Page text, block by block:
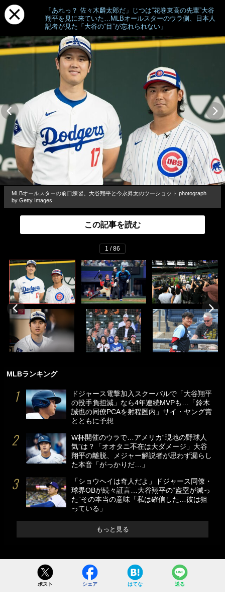
「あれっ？ 佐々木麟太郎だ」じつは“花巻東高の先輩”大谷
翔平を見に来ていた…MLBオールスターのウラ側、日本人
記者が見た「大谷の“目”が忘れられない」
MLBオールスターの前日練習。大谷翔平と今永昇太のツーショット photograph
by Getty Images
この記事を読む
1 / 86
MLBランキング
ドジャース電撃加入スクーバルで「大谷翔平
の投手負担減」なら4年連続MVPも…「鈴木
誠也の同僚PCAを射程圏内」サイ・ヤング賞
とともに予想
W杯開催のウラで…アメリカ“現地の野球人
気”は？「オオタニ不在は大ダメージ」大谷
翔平の離脱、メジャー解説者が思わず漏らし
た本音「がっかりだ…」
「ショウヘイは奇人だよ」ドジャース同僚・
球界OBが続々証言…大谷翔平の“盗塁が減っ
た”その本当の意味「私は確信した…彼は狙
っている」
もっと見る
ポスト シェア はてな 送る